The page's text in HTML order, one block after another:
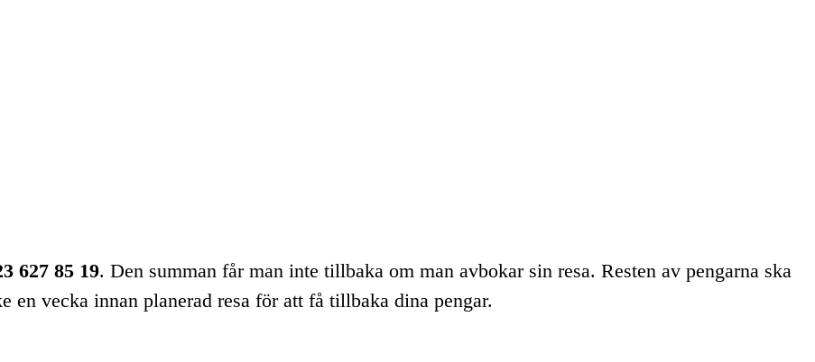
627 85 19. Den summan får man inte tillbaka om man avbokar sin resa. Resten av pengarna ska
en vecka innan planerad resa för att få tillbaka dina pengar.